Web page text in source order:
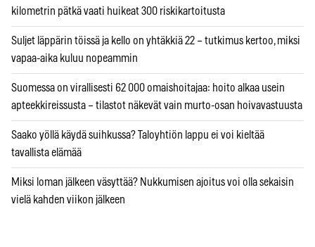
kilometrin pätkä vaati huikeat 300 riskikartoitusta
Suljet läppärin töissä ja kello on yhtäkkiä 22 – tutkimus kertoo, miksi
vapaa-aika kuluu nopeammin
Suomessa on virallisesti 62 000 omaishoitajaa: hoito alkaa usein
apteekkireissusta – tilastot näkevät vain murto-osan hoivavastuusta
Saako yöllä käydä suihkussa? Taloyhtiön lappu ei voi kieltää
tavallista elämää
Miksi loman jälkeen väsyttää? Nukkumisen ajoitus voi olla sekaisin
vielä kahden viikon jälkeen